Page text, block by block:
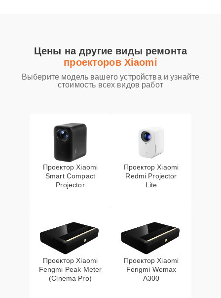
Цены на другие виды ремонта
проекторов Xiaomi
Выберите модель вашего устройства и узнайте
стоимость всех видов работ
Проектор Xiaomi
Smart Compact
Projector
Проектор Xiaomi
Redmi Projector
Lite
Проектор Xiaomi
Fengmi Peak Meter
(Cinema Pro)
Проектор Xiaomi
Fengmi Wemax
A300